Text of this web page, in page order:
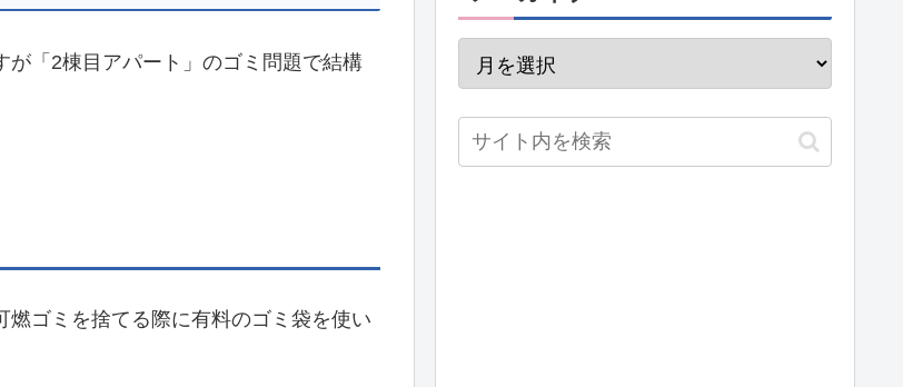
「2棟目アパート」のゴミ問題で結構
ゴミを捨てる際に有料のゴミ袋を使い